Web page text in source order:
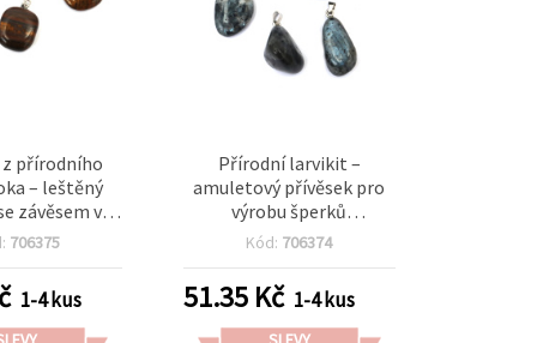
z přírodního
– leštěný
závěsem ve
různé
s efektem
cca 12–20 x
pro výrobu
706375
1-4 kus
Přírodní larvikit –
amuletový přívěsek pro
výrobu šperků
10~15x20~28 mm
Kód: 706374
51.35Kč 1-4 kus